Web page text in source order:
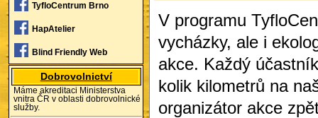
V programu
vycházky, ale i
akce. Každý
kolik kilometrů na
organizátor akce
TyfloCentrum Brno
HapAtelier
Blind Friendly Web
Dobrovolnictví
Máme akreditaci Ministerstva
vnitra ČR v oblasti dobrovolnické
služby.